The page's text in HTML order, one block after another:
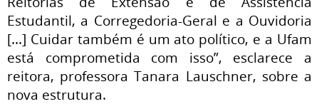
Estudantil, a Corregedoria-Geral e a Ouvidoria
[...] Cuidar também é um ato político, e a Ufam
está comprometida com isso”, esclarece a
reitora, professora Tanara Lauschner, sobre a
nova estrutura.